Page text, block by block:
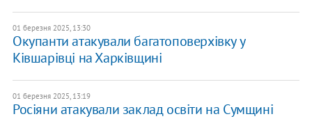
01 березня 2025, 13:30
Окупанти атакували багатоповерхівку у
Ківшарівці на Харківщині
01 березня 2025, 13:19
Росіяни атакували заклад освіти на Сумщині